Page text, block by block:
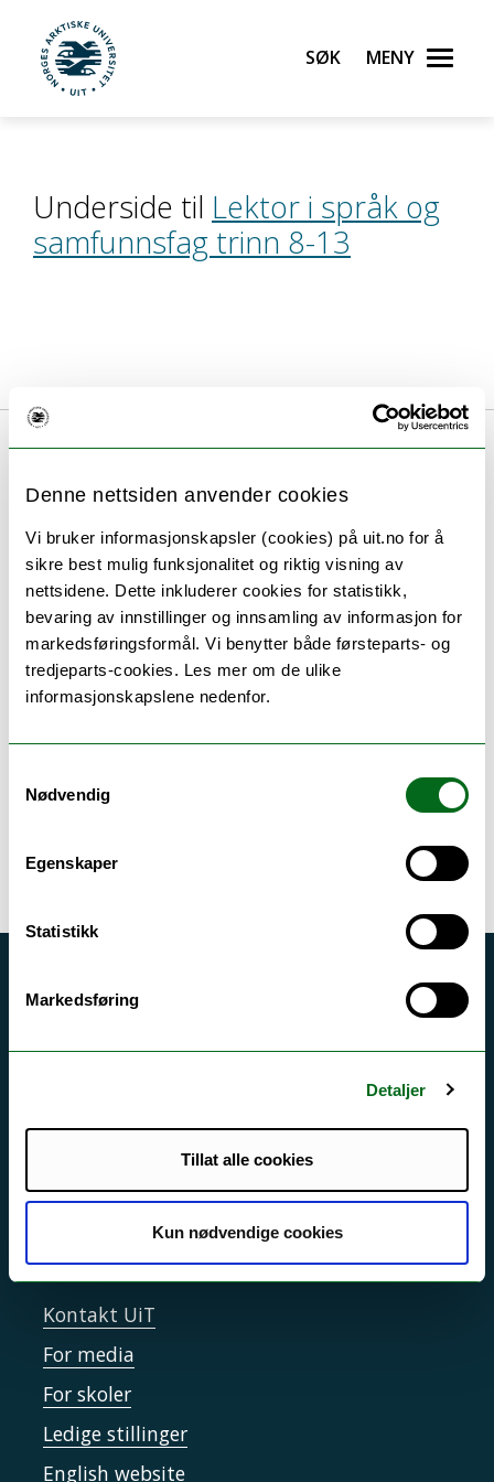
Denne nettsiden anvender cookies
Vi bruker informasjonskapsler (cookies) på uit.no for å
sikre best mulig funksjonalitet og riktig visning av
nettsidene. Dette inkluderer cookies for statistikk,
bevaring av innstillinger og innsamling av informasjon for
markedsføringsformål. Vi benytter både førsteparts- og
tredjeparts-cookies. Les mer om de ulike
informasjonskapslene nedenfor.
Nødvendig
Egenskaper
Statistikk
Markedsføring
Detaljer
Tillat alle cookies
Kun nødvendige cookies
UiT Norges arktiske universitet
Søk Meny
Underside til Lektor i språk og
samfunnsfag trinn 8-13
Tillitsvalgte studenter på
lektor i språk og
samfunnsfag trinn 8-13:
STUDENTER MED TILLITSVERV OG DERES
OPPGAVER
Tillitsvalgte studenter
Sist oppdatert: 05.01.2026
Informasjonskapsler
Tilgjengelighetserklæring
Kontakt UiT
For media
For skoler
Ledige stillinger
English website